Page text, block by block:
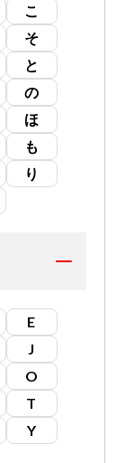
こ
そ
と
の
ほ
も
り
E
J
O
T
Y